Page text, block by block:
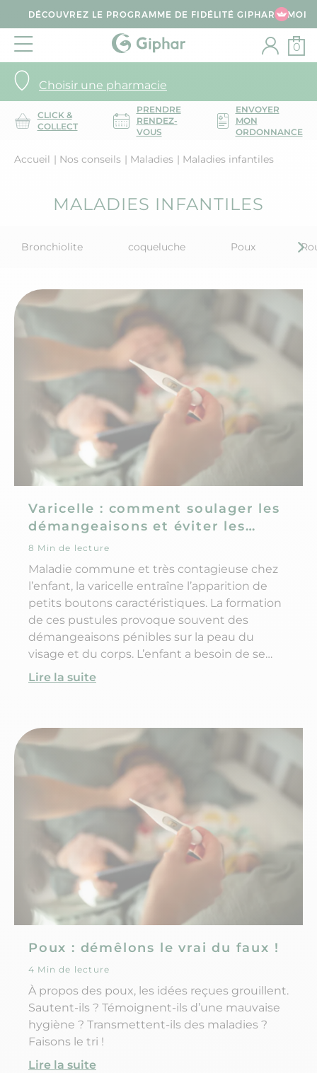
DÉCOUVREZ LE PROGRAMME DE FIDÉLITÉ GIPHAR & MOI
Choisir une pharmacie
0
CLICK &
COLLECT
PRENDRE
RENDEZ-
VOUS
ENVOYER
MON
ORDONNANCE
Accueil Nos conseils Maladies Maladies infantiles
MALADIES INFANTILES
Bronchiolite coqueluche Poux
Varicelle : comment soulager les
démangeaisons et éviter les
cicatrices ?
8 Min de lecture
Maladie commune et très contagieuse chez
l’enfant, la varicelle entraîne l’apparition de
petits boutons caractéristiques. La formation
de ces pustules provoque souvent des
démangeaisons pénibles sur la peau du
visage et du corps. L’enfant a besoin de se
gratter et il existe un risque de cicatrices
Et existe-t-il des produits pour empêcher
l’enfant de se gratter ?
Lire la suite
Poux : démêlons le vrai du faux !
4 Min de lecture
À propos des poux, les idées reçues grouillent.
Sautent-ils ? Témoignent-ils d’une mauvaise
hygiène ? Transmettent-ils des maladies ?
Faisons le tri !
Lire la suite